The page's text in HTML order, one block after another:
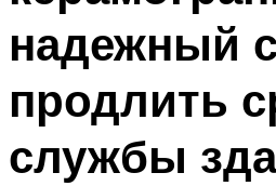
надежный
продлить
службы